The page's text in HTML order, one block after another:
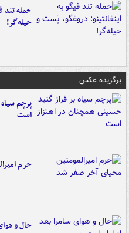
حمله تند
حیله‌گر!
برگزیده عکس
پرچم
است
حرم
حال و